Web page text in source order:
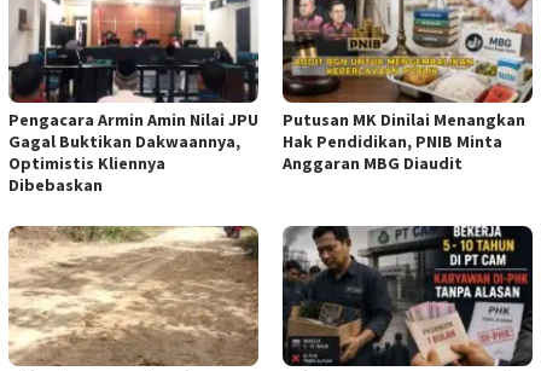
‎Pengacara Armin Amin Nilai JPU
Gagal Buktikan Dakwaannya,
Optimistis Kliennya
Dibebaskan
Putusan MK Dinilai Menangkan
Hak Pendidikan, PNIB Minta
Anggaran MBG Diaudit